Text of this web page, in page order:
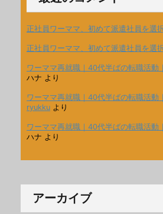
正社員ワーママ、初めて派遣社員を選
正社員ワーママ、初めて派遣社員を選
ワーママ再就職｜40代半ばの転職活動
ハナ より
ワーママ再就職｜40代半ばの転職活動
ryukku より
ワーママ再就職｜40代半ばの転職活動
ハナ より
アーカイブ